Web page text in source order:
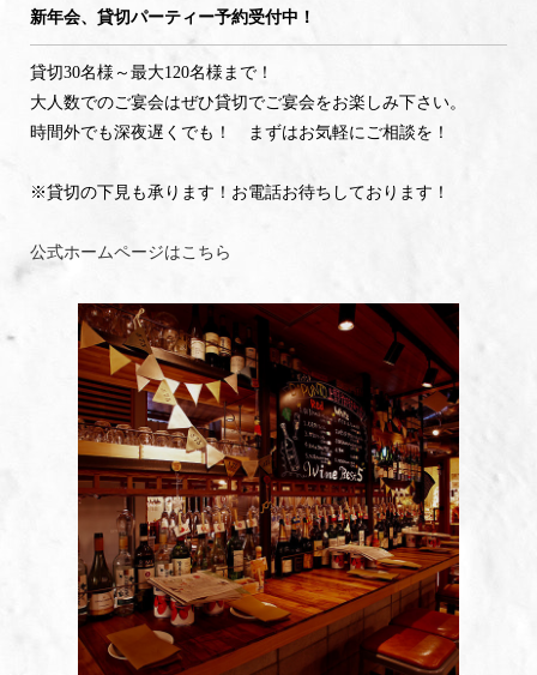
新年会、貸切パーティー予約受付中！
貸切30名様～最大120名様まで！
大人数でのご宴会はぜひ貸切でご宴会をお楽しみ下さい。
時間外でも深夜遅くでも！ まずはお気軽にご相談を！
※貸切の下見も承ります！お電話お待ちしております！
公式ホームページはこちら